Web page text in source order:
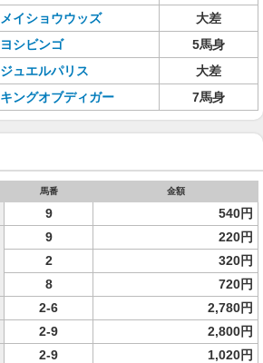
メイショウウッズ
大差
ヨシビンゴ
5馬身
ジュエルパリス
大差
キングオブディガー 7馬身
馬番 金額
9 540円
9
220円
2
320円
8
720円
2-6
2,780円
2-9 2,800円
2-9
1,020円